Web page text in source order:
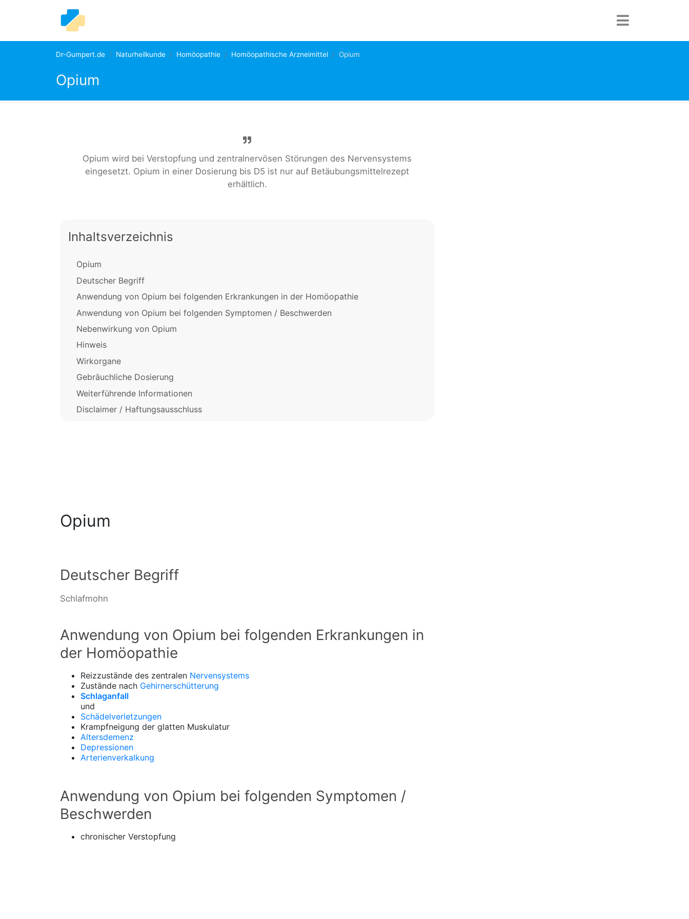
Dr-Gumpert.de Naturheilkunde Homöopathie Homöopathische Arzneimittel Opium
Opium
Opium wird bei Verstopfung und zentralnervösen Störungen des Nervensystems
eingesetzt. Opium in einer Dosierung bis D5 ist nur auf Betäubungsmittelrezept
erhältlich.
Inhaltsverzeichnis
Opium
Deutscher Begriff
Anwendung von Opium bei folgenden Erkrankungen in der Homöopathie
Anwendung von Opium bei folgenden Symptomen / Beschwerden
Nebenwirkung von Opium
Hinweis
Wirkorgane
Gebräuchliche Dosierung
Weiterführende Informationen
Disclaimer / Haftungsausschluss
Opium
Deutscher Begriff
Schlafmohn
Anwendung von Opium bei folgenden Erkrankungen in
der Homöopathie
Reizzustände des zentralen Nervensystems
Zustände nach Gehirnerschütterung
Schlaganfall
und
Schädelverletzungen
Krampfneigung der glatten Muskulatur
Altersdemenz
Depressionen
Arterienverkalkung
Anwendung von Opium bei folgenden Symptomen /
Beschwerden
chronischer Verstopfung